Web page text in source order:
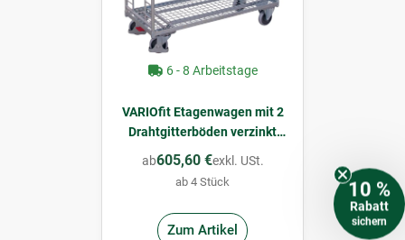
6 - 8 Arbeitstage
VARIOfit Etagenwagen mit 2
Drahtgitterböden verzinkt
400 kg Traglast Typ L +
EasySTOP - Enzianblau
ab605,60 €exkl. USt.
ab 4 Stück
Zum Artikel
10 %
Rabatt
sichern